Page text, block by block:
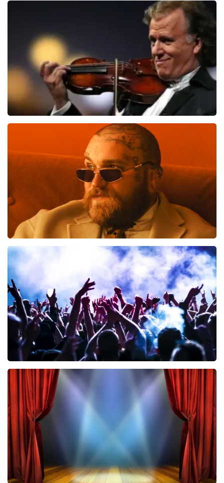
BESTEL NU
laatste 30 minuten
BESTEL NU
Teddy Swims
BESTEL NU
Megadeth
322 laatste 30 minuten
BESTEL NU